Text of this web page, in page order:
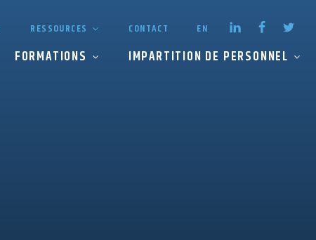
RESSOURCES CONTACT EN
FORMATIONS IMPARTITION DE PERSONNEL